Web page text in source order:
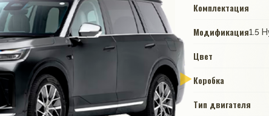
Комплектация
Модификация1.5
Цвет
Коробка
Тип двигателя